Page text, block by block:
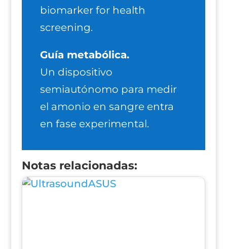
biomarker for health
screening.
Guía metabólica.
Un dispositivo
semiautónomo para medir
el amonio en sangre entra
en fase experimental.
Notas relacionadas: